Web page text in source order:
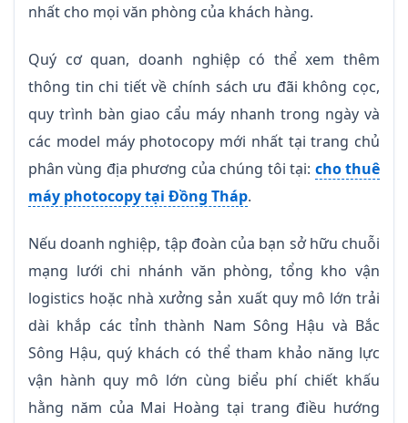
nhất cho mọi văn phòng của khách hàng.
Quý cơ quan, doanh nghiệp có thể xem thêm
thông tin chi tiết về chính sách ưu đãi không cọc,
quy trình bàn giao cẩu máy nhanh trong ngày và
các model máy photocopy mới nhất tại trang chủ
phân vùng địa phương của chúng tôi tại: cho thuê
máy photocopy tại Đồng Tháp.
Nếu doanh nghiệp, tập đoàn của bạn sở hữu chuỗi
mạng lưới chi nhánh văn phòng, tổng kho vận
logistics hoặc nhà xưởng sản xuất quy mô lớn trải
dài khắp các tỉnh thành Nam Sông Hậu và Bắc
Sông Hậu, quý khách có thể tham khảo năng lực
vận hành quy mô lớn cùng biểu phí chiết khấu
hằng năm của Mai Hoàng tại trang điều hướng